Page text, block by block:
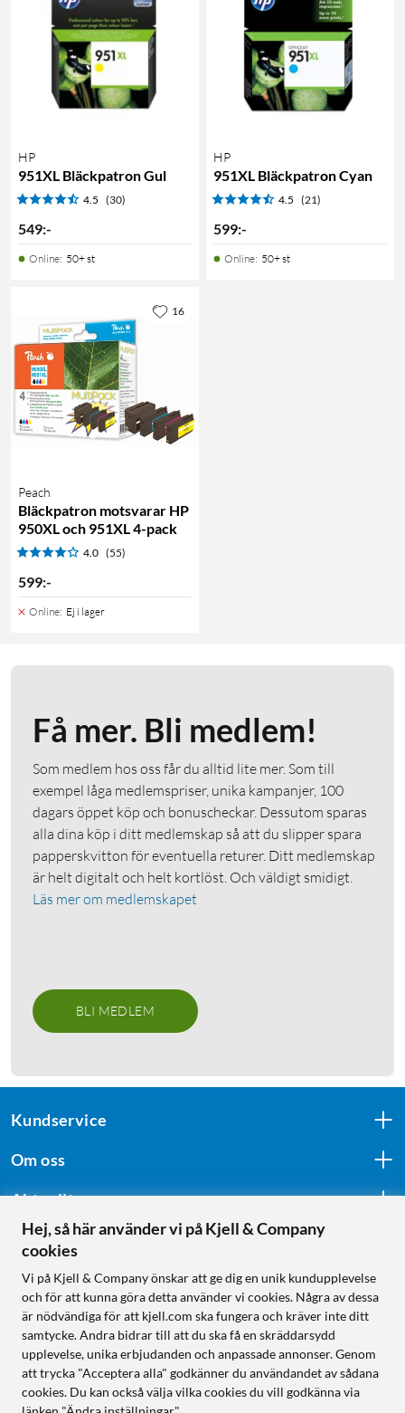
HP
951XL Bläckpatron Gul
4.5 (30)
549:-
Online: 50+ st
HP
951XL Bläckpatron Cyan
4.5 (21)
599:-
Online: 50+ st
Peach
Bläckpatron motsvarar HP
950XL och 951XL 4-pack
4.0 (55)
599:-
Online: Ej i lager
16
Få mer. Bli medlem!
Som medlem hos oss får du alltid lite mer. Som till
exempel låga medlemspriser, unika kampanjer, 100
dagars öppet köp och bonuscheckar. Dessutom sparas
alla dina köp i ditt medlemskap så att du slipper spara
papperskvitton för eventuella returer. Ditt medlemskap
är helt digitalt och helt kortlöst. Och väldigt smidigt.
Läs mer om medlemskapet
BLI MEDLEM
Kundservice
Om oss
Aktuellt
Följ oss
Handla från:
Sverige
Norge
Hej, så här använder vi på Kjell & Company
cookies
Vi på Kjell & Company önskar att ge dig en unik kundupplevelse
och för att kunna göra detta använder vi cookies. Några av dessa
är nödvändiga för att kjell.com ska fungera och kräver inte ditt
samtycke. Andra bidrar till att du ska få en skräddarsydd
upplevelse, unika erbjudanden och anpassade annonser. Genom
att trycka "Acceptera alla" godkänner du användandet av sådana
cookies. Du kan också välja vilka cookies du vill godkänna via